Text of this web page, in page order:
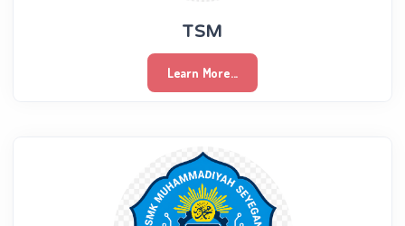
TSM
Learn More...